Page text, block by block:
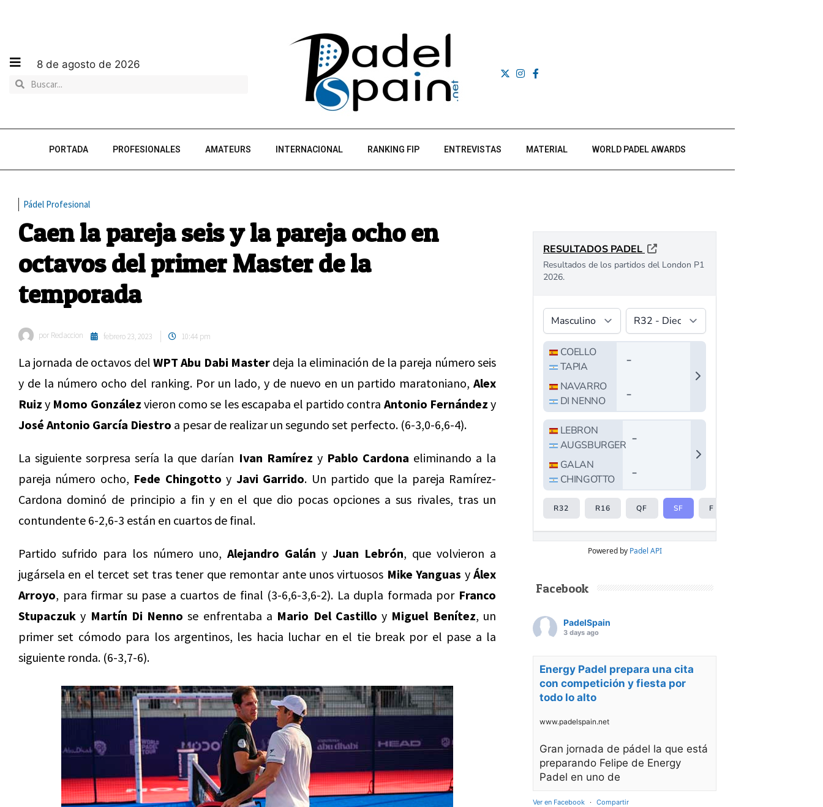
8 de agosto de 2026
PORTADA PROFESIONALES AMATEURS INTERNACIONAL RANKING FIP ENTREVISTAS MATERIAL WORLD PADEL AWARDS
Pádel Profesional
Caen la pareja seis y la pareja ocho en
octavos del primer Master de la
temporada
por Redaccion febrero 23, 2023 10:44 pm
La jornada de octavos del WPT Abu Dabi Master deja la eliminación de la pareja número seis
y de la número ocho del ranking. Por un lado, y de nuevo en un partido maratoniano, Alex
Ruiz y Momo González vieron como se les escapaba el partido contra Antonio Fernández y
José Antonio García Diestro a pesar de realizar un segundo set perfecto. (6-3,0-6,6-4).
La siguiente sorpresa sería la que darían Ivan Ramírez y Pablo Cardona eliminando a la
pareja número ocho, Fede Chingotto y Javi Garrido. Un partido que la pareja Ramírez-
Cardona dominó de principio a fin y en el que dio pocas opciones a sus rivales, tras un
contundente 6-2,6-3 están en cuartos de final.
Partido sufrido para los número uno, Alejandro Galán y Juan Lebrón, que volvieron a
jugársela en el tercet set tras tener que remontar ante unos virtuosos Mike Yanguas yÁlex
Arroyo, para firmar su pase a cuartos de final (3-6,6-3,6-2). La dupla formada por Franco
Stupaczuk y Martín Di Nenno se enfrentaba a Mario Del Castillo y Miguel Benítez, un
primer set cómodo para los argentinos, les hacia luchar en el tie break por el pase a la
siguiente ronda. (6-3,7-6).
Powered by Padel API
Facebook
PadelSpain
3 days ago
Energy Padel prepara una cita
con competición y fiesta por
todo lo alto
www.padelspain.net
Gran jornada de pádel la que está
preparando Felipe de Energy
Padel en uno de
Ver en Facebook · Compartir